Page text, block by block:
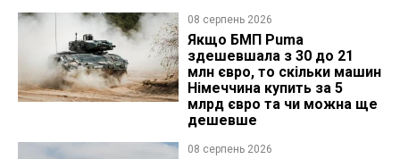
08 серпень 2026
Якщо БМП Puma
здешевшала з 30 до 21
млн євро, то скільки машин
Німеччина купить за 5
млрд євро та чи можна ще
дешевше
08 серпень 2026